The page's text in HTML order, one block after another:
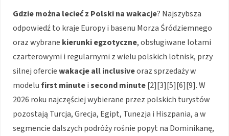
Gdzie można lecieć z Polski na wakacje? Najszybsza
odpowiedź to kraje Europy i basenu Morza Śródziemnego
oraz wybrane kierunki egzotyczne, obsługiwane lotami
czarterowymi i regularnymi z wielu polskich lotnisk, przy
silnej oferciewakacje all inclusiveoraz sprzedaży w
modelufirst minuteisecond minute[2][3][5][6][9]. W
2026 roku najczęściej wybierane przez polskich turystów
pozostają Turcja, Grecja, Egipt, Tunezja i Hiszpania, a w
segmencie dalszych podróży rośnie popyt na Dominikanę,